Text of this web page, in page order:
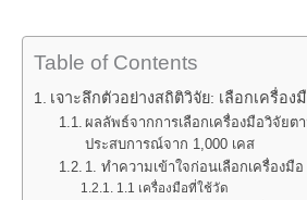
Table of Contents
เจาะลึกตัวอย่างสถิติวิจัย: เลือกเครื่อ
ผลลัพธ์จากการเลือกเครื่องมือวิจัยต
ประสบการณ์จาก 1,000 เคส
1. ทำความเข้าใจก่อนเลือกเครื่องมือ
1.1 เครื่องมือที่ใช้วัด